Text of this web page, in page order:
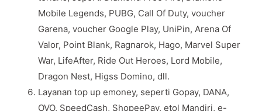
Mobile Legends, PUBG, Call Of Duty, voucher
Garena, voucher Google Play, UniPin, Arena Of
Valor, Point Blank, Ragnarok, Hago, Marvel Super
War, LifeAfter, Ride Out Heroes, Lord Mobile,
Dragon Nest, Higss Domino, dll.
Layanan top up emoney, seperti Gopay, DANA,
OVO, SpeedCash, ShopeePay, etol Mandiri, e-